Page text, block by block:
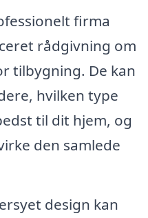
firma
rådgivning om
tilbygning. De kan
hvilken type
til dit hjem, og
den samlede
design kan